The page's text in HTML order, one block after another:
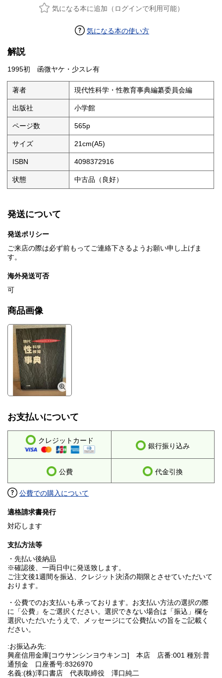
気になる本に追加（ログインで利用可能）
気になる本の使い方
解説
1995初 函微ヤケ・少スレ有
著者 現代性科学・性教育事典編纂委員会編
出版社 小学館
ページ数 565p
サイズ 21cm(A5)
ISBN 4098372916
状態 中古品（良好）
発送について
発送ポリシー
ご来店の際は必ず前もってご連絡下さるようお願い申し上げま
す。
海外発送可否
可
商品画像
お支払いについて
クレジットカード
銀行振り込み
公費 代金引換
公費での購入について
適格請求書発行
対応します
支払方法等
・先払い後納品
※確認後、一両日中に発送致します。
ご注文後1週間を振込、クレジット決済の期限とさせていただいて
おります。
・公費でのお支払いも承っております。お支払い方法の選択の際
に「公費」をご選択ください。選択できない場合は「振込」欄を
選択いただいたうえで、メッセージにて公費払いの旨をご記載く
ださい。
:お振込み先:
興産信用金庫[コウサンシンヨウキンコ] 本店 店番:001 種別:普
通預金 口座番号:8326970
名義:(株)澤口書店 代表取締役 澤口純二